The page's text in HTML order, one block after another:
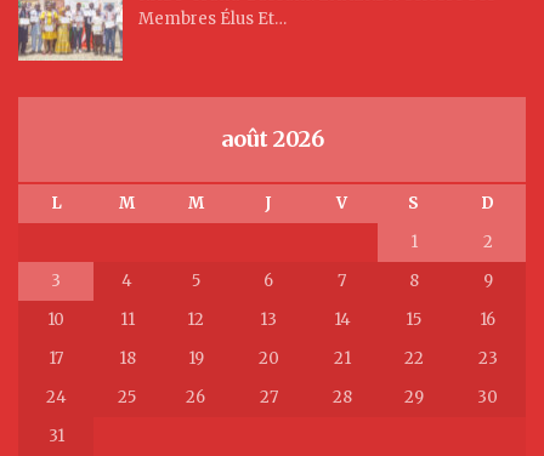
Membres Élus Et…
août 2026
L M M J V S
D
1
2
3
4 5 6 7 8
9
10
11 12 13 14 15
16
17
18 19 20 21 22
23
24
25 26 27 28 29
30
31